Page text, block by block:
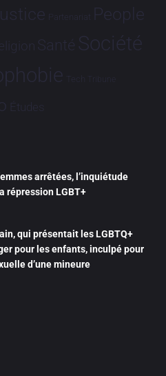
Partenariat People
Santé Société
Tech Tribune
Études
arrêtées, l’inquiétude
répression LGBT+
qui présentait les LGBTQ+
pour les enfants, inculpé pour
d’une mineure